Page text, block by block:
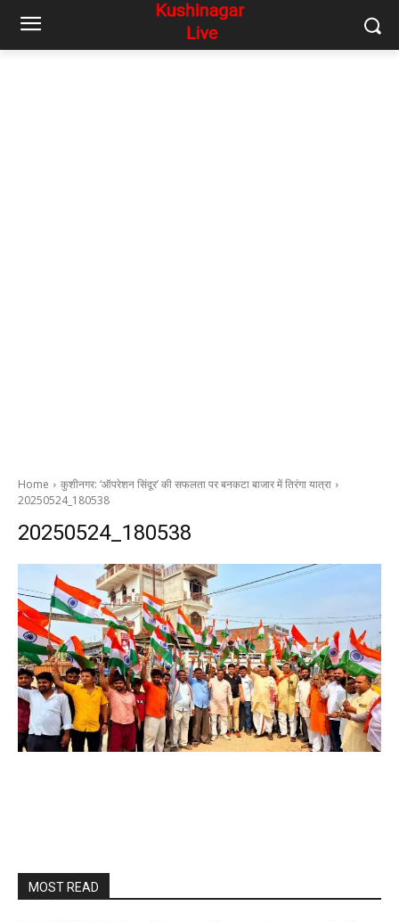
Home
कुशीनगर: ‘ऑपरेशन सिंदूर’ की सफलता पर बनकटा बाजार में तिरंगा यात्रा
20250524_180538
20250524_180538
MOST READ